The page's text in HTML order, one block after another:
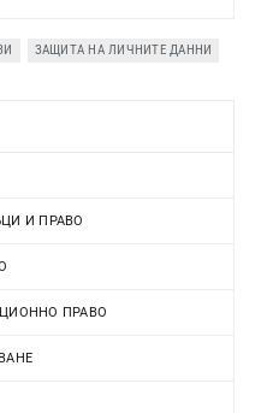
ЗАЩИТА НА ЛИЧНИТЕ ДАННИ
И ПРАВО
ПРАВО